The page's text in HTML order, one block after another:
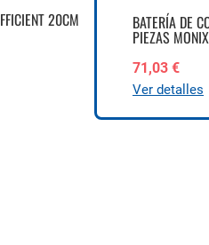
20CM BATERÍA DE
PIEZAS
71,03 €
Ver detalles